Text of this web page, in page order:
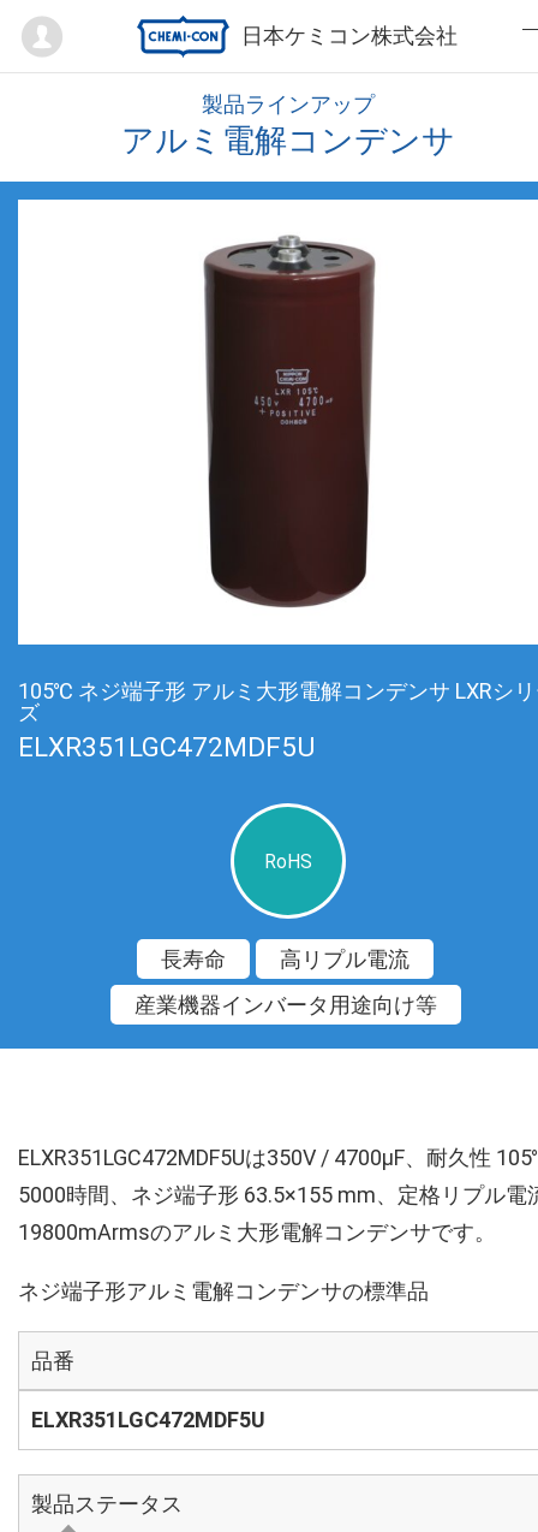
日本ケミコン株式会社
Mypage
製品ラインアップ
アルミ電解コンデンサ
105℃ ネジ端子形 アルミ大形電解コンデンサ LXRシ
ズ
ELXR351LGC472MDF5U
RoHS
長寿命
高リプル電流
産業機器インバータ用途向け等
ELXR351LGC472MDF5Uは350V / 4700µF、耐久性
5000時間、ネジ端子形 63.5×155 mm、定格リプル電
19800mArmsのアルミ大形電解コンデンサです。
ネジ端子形アルミ電解コンデンサの標準品
品番
ELXR351LGC472MDF5U
製品ステータス